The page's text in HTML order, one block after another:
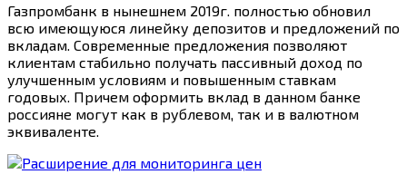
Газпромбанк в нынешнем 2019г. полностью обновил
всю имеющуюся линейку депозитов и предложений по
вкладам. Современные предложения позволяют
клиентам стабильно получать пассивный доход по
улучшенным условиям и повышенным ставкам
годовых. Причем оформить вклад в данном банке
россияне могут как в рублевом, так и в валютном
эквиваленте.